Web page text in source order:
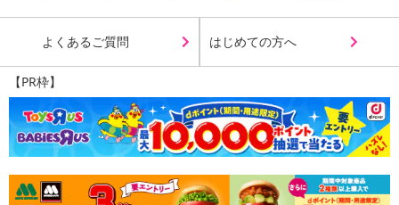
あらかじめご了承いただいた上でお申込みください。なお、本理由
によるお申込み後のキャンセル・返品交換は対応いたしかねます。
【お支払いについて】
※送料はお試し費用に含まれております。
※d払い、PayPay、au PAY、au PAY（auかんたん決済）、ソフトバ
ンクまとめて支払い、楽天ペイ、メルペイ、AEON Pay、Amazon
Payでお支払いの場合、決済のため外部サイトへ遷移します。
よくあるご質問 はじめての方へ
【PR枠】